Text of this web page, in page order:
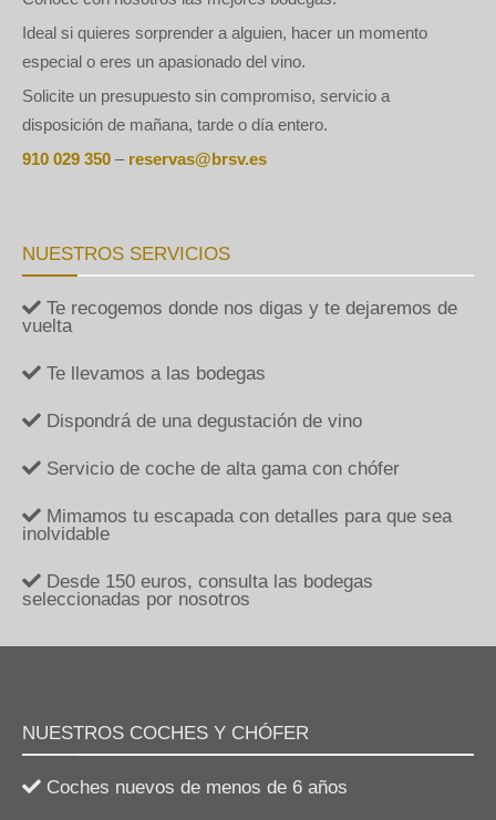
Ideal si quieres sorprender a alguien, hacer un momento
especial o eres un apasionado del vino.
Solicite un presupuesto sin compromiso, servicio a
disposición de mañana, tarde o día entero.
910 029 350 – reservas@brsv.es
NUESTROS SERVICIOS
Te recogemos donde nos digas y te dejaremos de
vuelta
Te llevamos a las bodegas
Dispondrá de una degustación de vino
Servicio de coche de alta gama con chófer
Mimamos tu escapada con detalles para que sea
inolvidable
Desde 150 euros, consulta las bodegas
seleccionadas por nosotros
NUESTROS COCHES Y CHÓFER
Coches nuevos de menos de 6 años